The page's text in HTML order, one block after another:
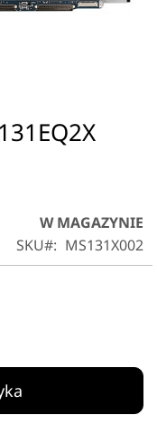
W MAGAZYNIE
SKU
MS131X002